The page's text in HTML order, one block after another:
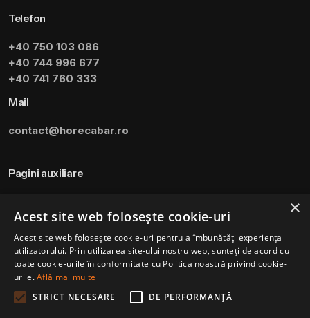
Telefon
+40 750 103 086
+40 744 996 677
+40 741 760 333
Mail
contact@horecabar.ro
Pagini auxiliare
Politica de utilizare a cookie-urilor
Modalitati de plata
Politica de livrare si retur
×
Acest site web folosește cookie-uri
Acest site web folosește cookie-uri pentru a îmbunătăți experiența
utilizatorului. Prin utilizarea site-ului nostru web, sunteți de acord cu
toate cookie-urile în conformitate cu Politica noastră privind cookie-
urile.Află mai multe
STRICT NECESARE
DE PERFORMANȚĂ